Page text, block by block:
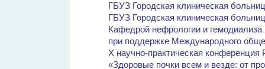
ГБУЗ Городская клиническая
ГБУЗ Городская клиническая
Кафедрой нефрологии и
при поддержке Международного
X научно-практическая
«Здоровые почки всем и везде: от